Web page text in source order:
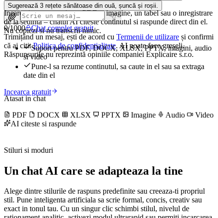
Sugerează 3 rețete sănătoase din ouă, șuncă și roșii.
0/1000
Chat complet gratuit
Trimițând un mesaj, ești de acord cu Termenii de utilizare și confirmi
că ai cititPolitica de confidențialitate. AI poate face greșeli.
Răspunsurile nu reprezintă opiniile companiei Explicaire s.r.o.
Incarca in conversatie un PDF, o imagine, un tabel sau o inregistrare
de la sedinta – chatul AI citeste continutul si raspunde direct din el.
Nu copiezi si nu transcrii nimic.
Suport pentru PDF, DOCX, XLSX, PPTX, imagini, audio
si video
Pune-l sa rezume continutul, sa caute in el sau sa extraga
date din el
Incearca gratuit
Atasat in chat
PDF
DOCX XLSX PPTX Imagine Audio
Video
AI citeste si raspunde
Stiluri si moduri
Un chat AI care se adapteaza la tine
Alege dintre stilurile de raspuns predefinite sau creeaza-ti propriul
stil. Pune inteligenta artificiala sa scrie formal, concis, creativ sau
exact in tonul tau. Cu un singur clic schimbi stilul, nivelul de